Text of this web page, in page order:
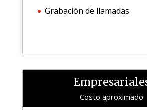
Grabación de llamadas
Costo aproximado